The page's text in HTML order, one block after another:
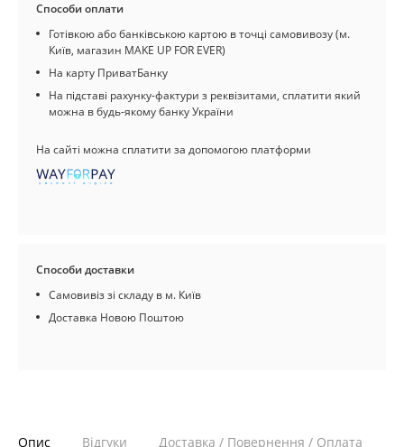
Способи оплати
Готівкою або банківською картою в точці самовивозу (м.
Київ, магазин MAKE UP FOR EVER)
На карту ПриватБанку
На підставі рахунку-фактури з реквізитами, сплатити який
можна в будь-якому банку України
На сайті можна сплатити за допомогою платформи
Способи доставки
Самовивіз зі складу в м. Київ
Доставка Новою Поштою
Опис Відгуки Доставка / Повернення / Оплата